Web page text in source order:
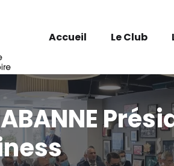
Accueil Le Club